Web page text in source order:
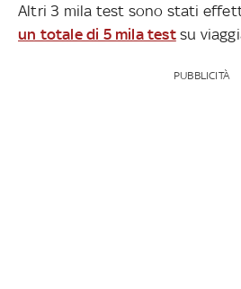
Altri 3 mila test sono stati
un totale di 5 mila testsu
PUBBLICITÀ